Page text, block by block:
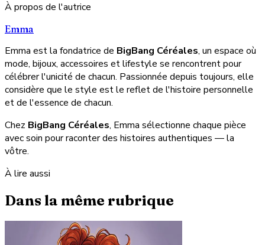
À propos de l'autrice
Emma
Emma est la fondatrice de BigBang Céréales, un espace où
mode, bijoux, accessoires et lifestyle se rencontrent pour
célébrer l'unicité de chacun. Passionnée depuis toujours, elle
considère que le style est le reflet de l'histoire personnelle
et de l'essence de chacun.
Chez BigBang Céréales, Emma sélectionne chaque pièce
avec soin pour raconter des histoires authentiques — la
vôtre.
À lire aussi
Dans la même rubrique